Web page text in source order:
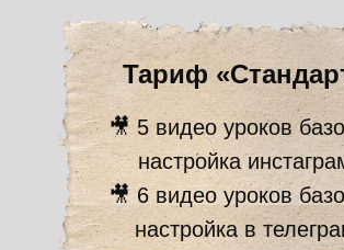
Тариф
🎥 5 видео уроков
настройка
🎥 6 видео уроков
настройка в